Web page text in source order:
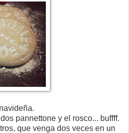
pannettone y el rosco... buffff.
que venga dos veces en un